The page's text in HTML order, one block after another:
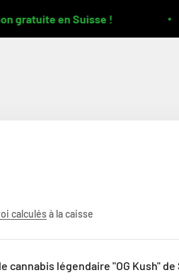
gratuite en Suisse !
calculésà la caisse
cannabis légendaire "OG Kush" de